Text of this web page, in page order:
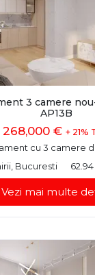
3 camere
AP13B
268,000 € + 21%
cu 3 camere
Bucuresti
Vezi mai multe